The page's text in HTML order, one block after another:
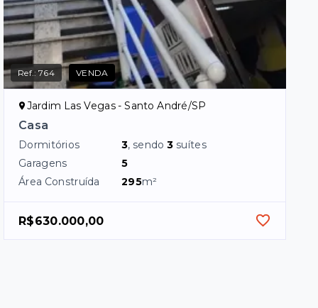
Ref.:764 VENDA
Jardim Las Vegas - Santo André/SP
Casa
Dormitórios 3, sendo3 suítes
Garagens
5
Área Construída
295m²
R$630.000,00